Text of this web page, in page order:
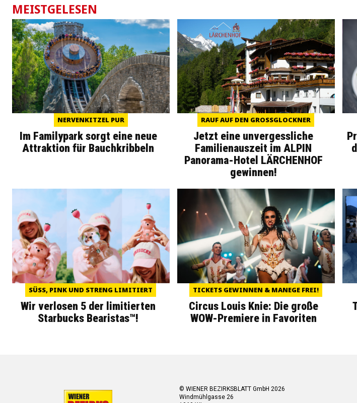
MEISTGELESEN
NERVENKITZEL PUR
Im Familypark sorgt eine neue
Attraktion für Bauchkribbeln
RAUF AUF DEN GROSSGLOCKNER
Jetzt eine unvergessliche
Familienauszeit im ALPIN
Panorama-Hotel LÄRCHENHOF
gewinnen!
SÜSS, PINK UND STRENG LIMITIERT
Wir verlosen 5 der limitierten
Starbucks Bearistas™!
TICKETS GEWINNEN & MANEGE FREI!
Circus Louis Knie: Die große
WOW-Premiere in Favoriten
© WIENER BEZIRKSBLATT GmbH 2026
Windmühlgasse 26